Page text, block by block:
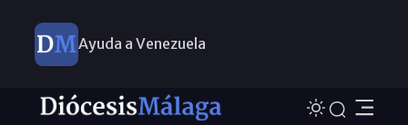
Ayuda a Venezuela